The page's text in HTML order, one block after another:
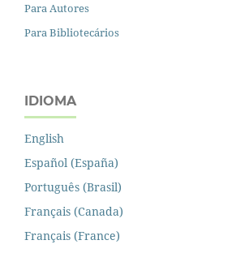
Para Autores
Para Bibliotecários
IDIOMA
English
Español (España)
Português (Brasil)
Français (Canada)
Français (France)